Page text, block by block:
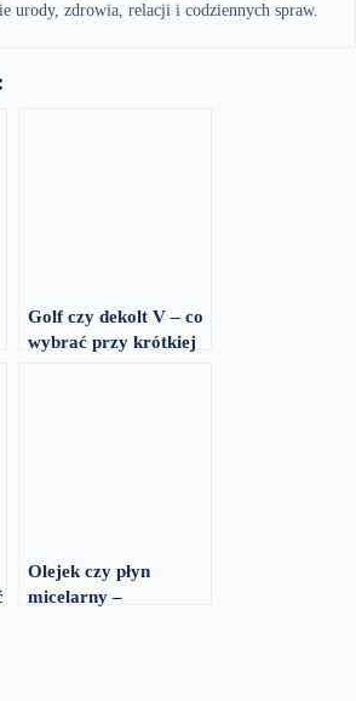
urody, zdrowia, relacji i codziennych spraw.
Golf czy dekolt V – co
wybrać przy krótkiej
Olejek czy płyn
micelarny –